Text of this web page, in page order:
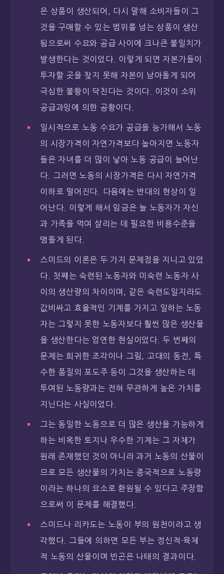
은 상품이 생산되어, 다시 말해 소비자들이 그
것을 구매할 수 있는 범위를 넘는 상품이 생산
됨으로써 수요와 공급 사이에 크나큰 불일치가
발생한다는 것이었다. 이렇게 되면 자본가들이
투자할 곳을 찾지 못해 자본이 남아돌게 되어
극심한 불황이 닥친다는 것이다. 이것이 소위
공급과잉에 의한 공황이다.
일시적으로 노동 수요가 공급을 능가해서 노동
의 시장가격이 자연가격보다 높아지면 노동자
들은 자녀를 더 많이 낳아 노동 공급이 늘어난
다. 그러면 노동의 시장가격은 다시 자연가격
이하로 떨어진다. 다음에는 반대의 현상이 일
어난다. 이렇게 해서 임금은 늘 노동자가 자신
과 가족을 먹여 살리는 데 필요한 비용수준을
맴돌게 된다.
스미드의 이론은 두 가지 문제점을 지니고 있었
다. 첫째는 숙련된 노동자와 미숙련 노동자 사
이의 생산량의 차이이며, 같은 숙련도일지라도
값비싸고 효율적인 기계를 가지고 일하는 노동
자는 그렇지 못한 노동자보다 훨씬 많은 생산물
을 생산한다는 엄연한 현실이었다. 두 번째의
문제는 희귀한 조각이나 그림, 고대의 동전, 특
수한 품질의 포도주 등이 그것을 생산하는 데
투여된 노동량과는 전혀 무관하게 높은 가치를
지닌다는 사실이었다.
그는 동일한 노동으로 더 많은 생산을 가능하게
하는 비옥한 토지나 우수한 기계는 그 자체가
원래 존재했던 것이 아니라 과거 노동의 산물이
므로 모든 생산물의 가치는 종국적으로 노동량
이라는 하나의 요소로 환원될 수 있다고 주장함
으로써 이 문제를 해결했다.
스미드나 리카도는 노동이 부의 원천이라고 생
각했다. 그들에 의하면 모든 부는 정신적·육체
적 노동의 산물이며 빈곤은 나태의 결과이다.